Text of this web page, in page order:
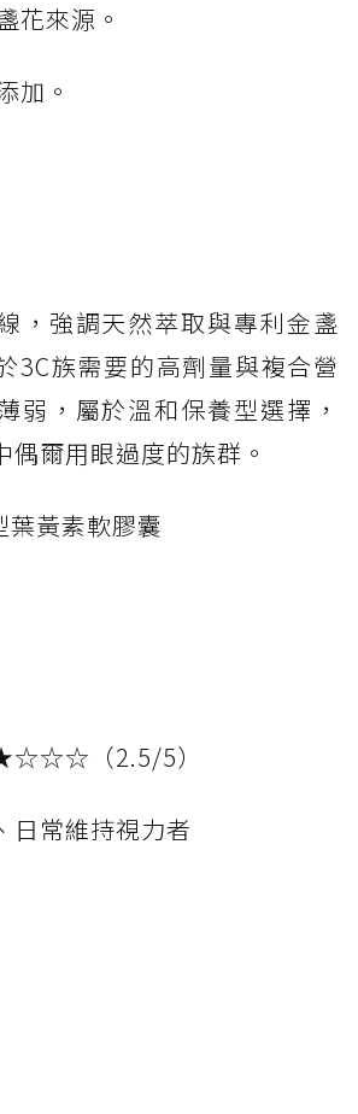
花來源。
加。
，強調天然萃取與專利金盞
3C族需要的高劑量與複合營
弱，屬於溫和保養型選擇，
偶爾用眼過度的族群。
黃素軟膠囊
（2.5/5）
日常維持視力者